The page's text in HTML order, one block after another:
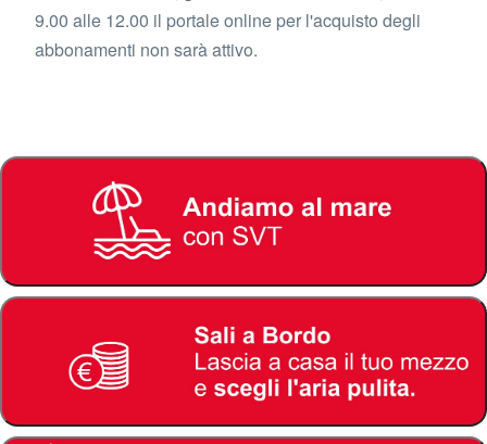
9.00 alle 12.00 il portale online per l'acquisto degli
abbonamenti non sarà attivo.